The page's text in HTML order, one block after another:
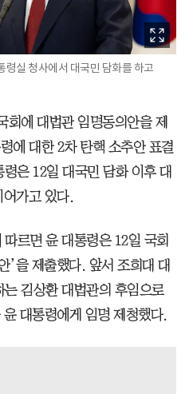
실 청사에서 대국민 담화를 하고
회에 대법관 임명동의안을 제
에 대한 2차 탄핵 소추안 표결
은 12일 대국민 담화 이후 대
가고 있다.
르면 윤 대통령은 12일 국회
’을 제출했다. 앞서 조희대 대
김상환 대법관의 후임으로
대통령에게 임명 제청했다.